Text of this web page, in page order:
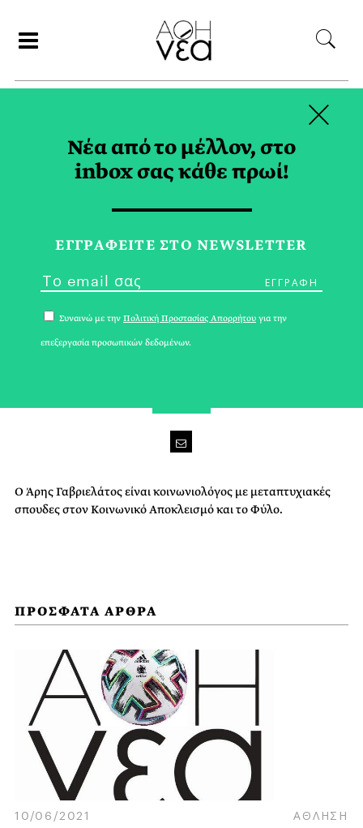
ΑΡΗΣ ΓΑΒΡΙΕΛΑΤΟΣ
Ο Άρης Γαβριελάτος είναι κοινωνιολόγος με μεταπτυχιακές
σπουδες στον Κοινωνικό Αποκλεισμό και το Φύλο.
ΠΡΟΣΦΑΤΑ ΑΡΘΡΑ
10/06/2021 ΑΘΛΗΣΗ
Νέα από το μέλλον, στο
inbox σας κάθε πρωί!
ΕΓΓPΑΦΕΙΤΕ ΣΤΟ NEWSLETTER
Συναινώ με την Πολιτική Προστασίας Απορρήτου για την
επεξεργασία προσωπικών δεδομένων.
×